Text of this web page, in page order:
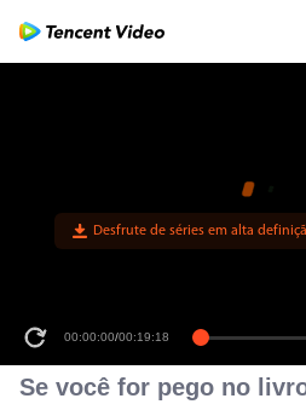
00:00:00/00:19:18
Se você for pego no